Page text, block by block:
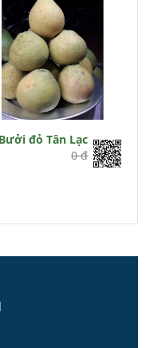
Bưởi đỏ Tân Lạc
0 đ